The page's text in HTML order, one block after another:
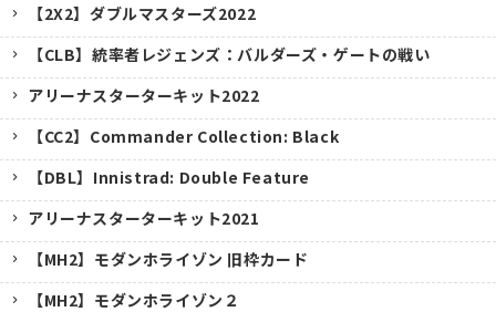
【2X2】ダブルマスターズ2022
【CLB】統率者レジェンズ：バルダーズ・ゲートの戦い
アリーナスターターキット2022
【CC2】Commander Collection: Black
【DBL】Innistrad: Double Feature
アリーナスターターキット2021
【MH2】モダンホライゾン 旧枠カード
【MH2】モダンホライゾン２